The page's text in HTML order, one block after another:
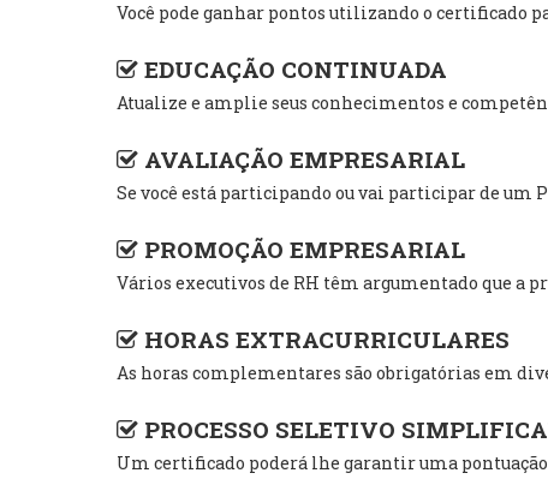
Você pode ganhar pontos utilizando o certificado
EDUCAÇÃO CONTINUADA
Atualize e amplie seus conhecimentos e
AVALIAÇÃO EMPRESARIAL
Se você está participando ou vai participar de um
PROMOÇÃO EMPRESARIAL
Vários executivos de RH têm argumentado que
HORAS EXTRACURRICULARES
As horas complementares são obrigatórias em
PROCESSO SELETIVO
Um certificado poderá lhe garantir uma